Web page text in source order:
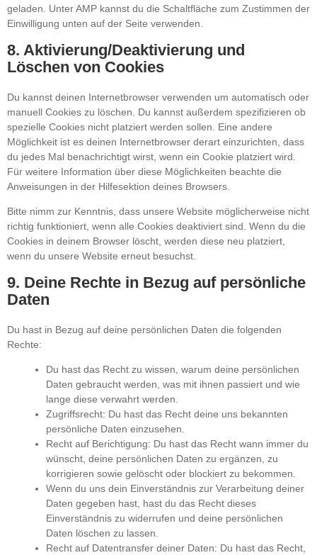
geladen. Unter AMP kannst du die Schaltfläche zum Zustimmen der
Einwilligung unten auf der Seite verwenden.
8. Aktivierung/Deaktivierung und
Löschen von Cookies
Du kannst deinen Internetbrowser verwenden um automatisch oder
manuell Cookies zu löschen. Du kannst außerdem spezifizieren ob
spezielle Cookies nicht platziert werden sollen. Eine andere
Möglichkeit ist es deinen Internetbrowser derart einzurichten, dass
du jedes Mal benachrichtigt wirst, wenn ein Cookie platziert wird.
Für weitere Information über diese Möglichkeiten beachte die
Anweisungen in der Hilfesektion deines Browsers.
Bitte nimm zur Kenntnis, dass unsere Website möglicherweise nicht
richtig funktioniert, wenn alle Cookies deaktiviert sind. Wenn du die
Cookies in deinem Browser löscht, werden diese neu platziert,
wenn du unsere Website erneut besuchst.
9. Deine Rechte in Bezug auf persönliche
Daten
Du hast in Bezug auf deine persönlichen Daten die folgenden
Rechte:
Du hast das Recht zu wissen, warum deine persönlichen
Daten gebraucht werden, was mit ihnen passiert und wie
lange diese verwahrt werden.
Zugriffsrecht: Du hast das Recht deine uns bekannten
persönliche Daten einzusehen.
Recht auf Berichtigung: Du hast das Recht wann immer du
wünscht, deine persönlichen Daten zu ergänzen, zu
korrigieren sowie gelöscht oder blockiert zu bekommen.
Wenn du uns dein Einverständnis zur Verarbeitung deiner
Daten gegeben hast, hast du das Recht dieses
Einverständnis zu widerrufen und deine persönlichen
Daten löschen zu lassen.
Recht auf Datentransfer deiner Daten: Du hast das Recht,